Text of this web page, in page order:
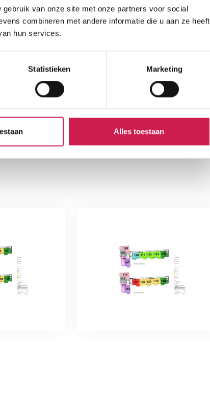
van onze site met onze partners voor social
combineren met andere informatie die u aan ze heeft
hun services.
Statistieken Marketing
Alles toestaan